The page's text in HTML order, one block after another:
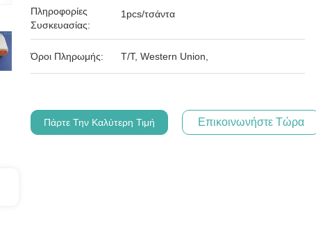
Πληροφορίες
Συσκευασίας:
1pcs/τσάντα
Όροι Πληρωμής: T/T, Western Union,
Πάρτε Την Καλύτερη Τιμή Επικοινωνήστε Τώρα